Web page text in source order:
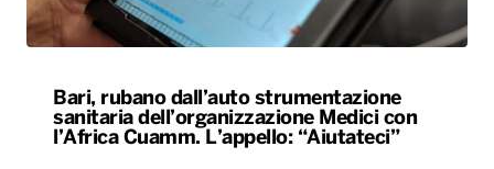
Bari, rubano dall’auto strumentazione
sanitaria dell’organizzazione Medici con
l’Africa Cuamm. L’appello: “Aiutateci”